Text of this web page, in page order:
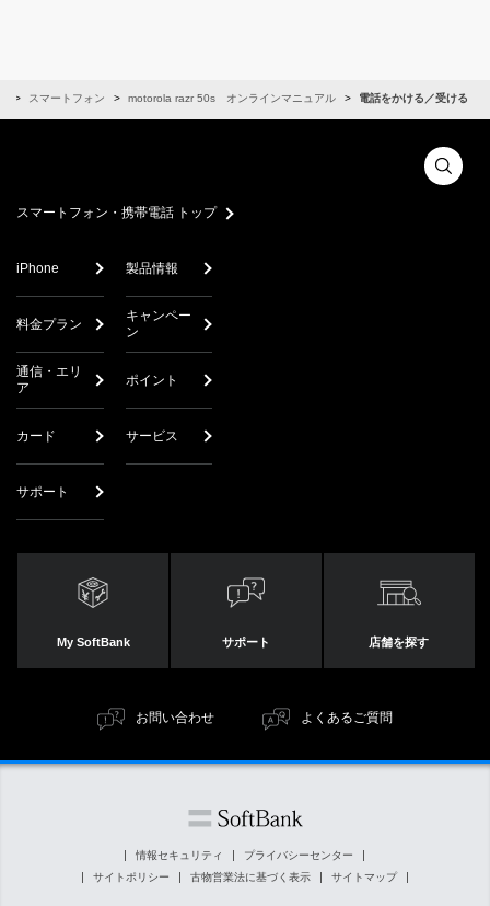
スマートフォン motorola razr 50s オンラインマニュアル 電話をかける／受ける
スマートフォン・携帯電話 トップ
iPhone 製品情報
料金プラン
キャンペー
ン
通信・エリ
ア
ポイント
カード サービス
サポート
My SoftBank サポート 店舗を探す
お問い合わせ よくあるご質問
情報セキュリティ
プライバシーセンター
サイトポリシー
古物営業法に基づく表示 サイトマップ